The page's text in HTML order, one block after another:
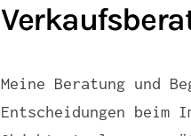
Meine Beratung und
Entscheidungen